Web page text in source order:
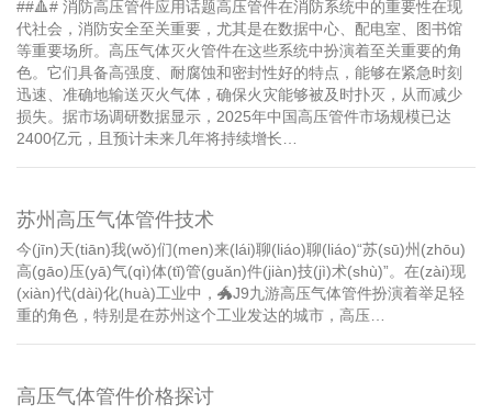
##🔺# 消防高压管件应用话题高压管件在消防系统中的重要性在现
代社会，消防安全至关重要，尤其是在数据中心、配电室、图书馆
等重要场所。高压气体灭火管件在这些系统中扮演着至关重要的角
色。它们具备高强度、耐腐蚀和密封性好的特点，能够在紧急时刻
迅速、准确地输送灭火气体，确保火灾能够被及时扑灭，从而减少
损失。据市场调研数据显示，2025年中国高压管件市场规模已达
2400亿元，且预计未来几年将持续增长…
苏州高压气体管件技术
今(jīn)天(tiān)我(wǒ)们(men)来(lái)聊(liáo)聊(liáo)“苏(sū)州(zhōu)
高(gāo)压(yā)气(qì)体(tǐ)管(guǎn)件(jiàn)技(jì)术(shù)”。在(zài)现
(xiàn)代(dài)化(huà)工业中，🐲J9九游高压气体管件扮演着举足轻
重的角色，特别是在苏州这个工业发达的城市，高压…
高压气体管件价格探讨